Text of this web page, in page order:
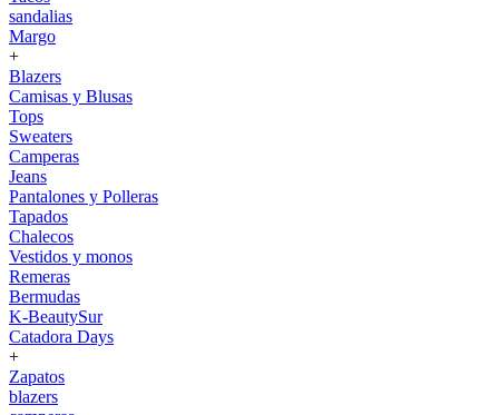
sandalias
Margo
+
Blazers
Camisas y Blusas
Tops
Sweaters
Camperas
Jeans
Pantalones y Polleras
Tapados
Chalecos
Vestidos y monos
Remeras
Bermudas
K-BeautySur
Catadora Days
+
Zapatos
blazers